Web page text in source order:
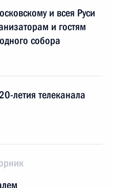
и всея Руси
и гостям
собора
летия телеканала